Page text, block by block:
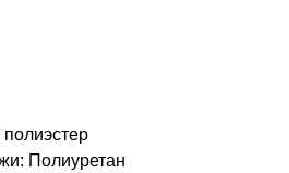
Полиуретан